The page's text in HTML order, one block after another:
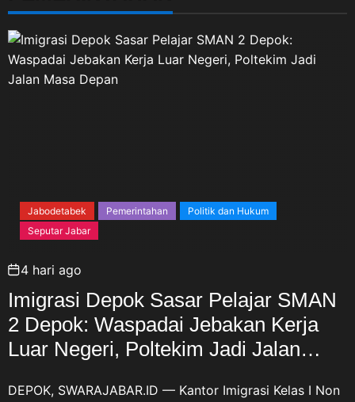
Jabodetabek Pemerintahan
Politik dan Hukum
Seputar Jabar
4 hari ago
Imigrasi Depok Sasar Pelajar SMAN
2 Depok: Waspadai Jebakan Kerja
Luar Negeri, Poltekim Jadi Jalan
DEPOK, SWARAJABAR.ID — Kantor Imigrasi Kelas I Non